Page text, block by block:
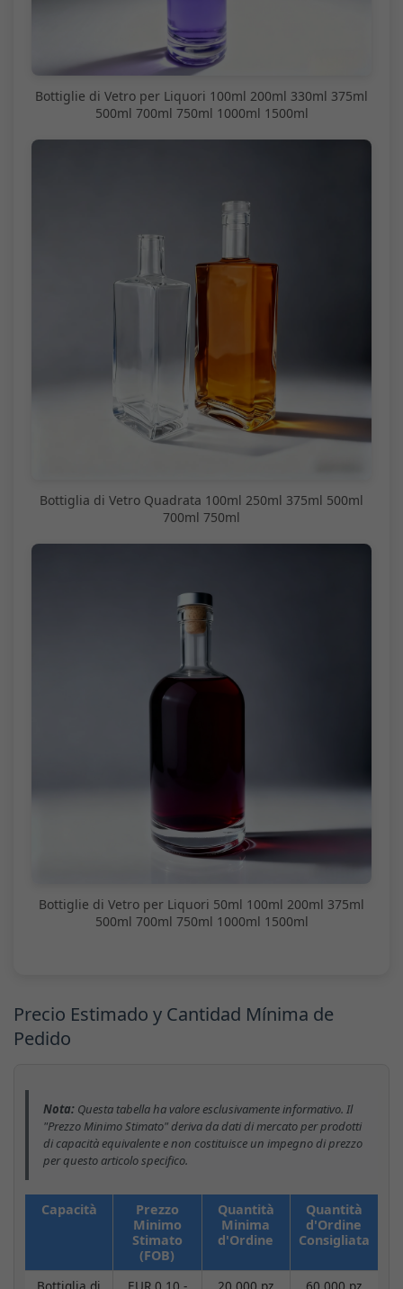
Bottiglie di Vetro per Liquori 100ml 200ml 330ml 375ml
500ml 700ml 750ml 1000ml 1500ml
Bottiglia di Vetro Quadrata 100ml 250ml 375ml 500ml
700ml 750ml
Bottiglie di Vetro per Liquori 50ml 100ml 200ml 375ml
500ml 700ml 750ml 1000ml 1500ml
Precio Estimado y Cantidad Mínima de
Pedido
Nota: Questa tabella ha valore esclusivamente informativo. Il
"Prezzo Minimo Stimato" deriva da dati di mercato per prodotti
di capacità equivalente e non costituisce un impegno di prezzo
per questo articolo specifico.
Capacità
Prezzo
Minimo
Stimato
(FOB)
Quantità
Minima
d'Ordine
Quantità
d'Ordine
Consigliata